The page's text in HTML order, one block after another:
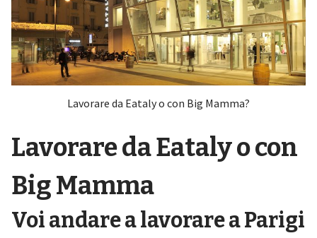
Lavorare da Eataly o con Big Mamma?
Lavorare da Eataly o con
Big Mamma
Voi andare a lavorare a Parigi